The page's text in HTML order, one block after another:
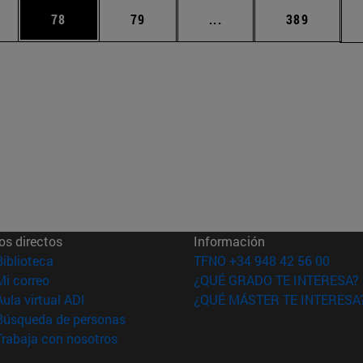
Use TAB para desplazarse.
Página
78 Página
79 ... Páginas intermedias
Página
389
directos
(abre en nueva ventana)
correo(abre en nueva ventana)
virtual ADI (abre en nueva ventana)
de personas(abre en nueva ventana)
con nosotros(abre en nueva ventana)
Información
TFNO +34 948 42 56 00
¿QUÉ GRADO TE INTERESA?
¿QUÉ MÁSTER TE